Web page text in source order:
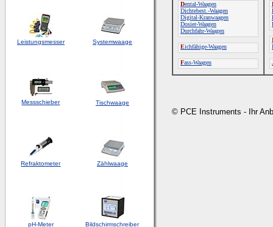
Leistungsmesser Systemwaage
Messschieber Tischwaage
Refraktometer Zählwaage
pH-Meter Bildschirmschreiber
Dental-Waagen
Dichtebest.-Waagen
Digital-Kranwaagen
Dosier-Waagen
Durchfahr-Waagen
Eichfähige-Waagen
Fass-Waagen
© PCE Instruments - Ihr